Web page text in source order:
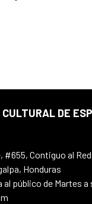
DE
#655, Contiguo al
Honduras
público de Martes a